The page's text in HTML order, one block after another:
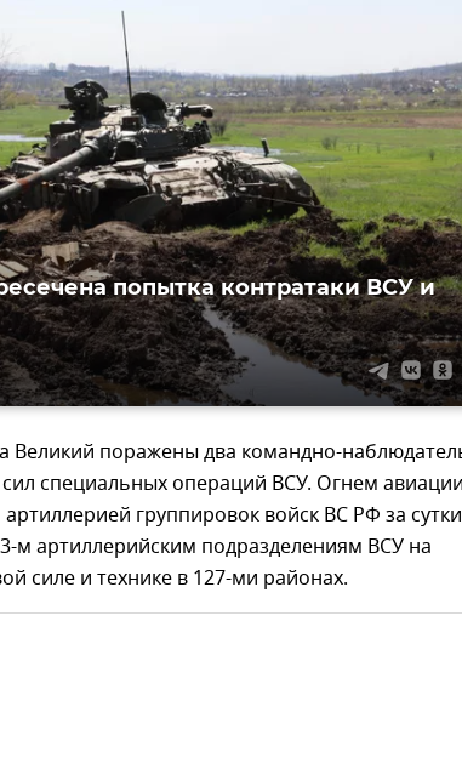
попытка контратаки ВСУ и
Великий поражены два командно-
специальных операций ВСУ. Огнем
группировок войск ВС РФ за сутки
м артиллерийским подразделениям ВСУ на
силе и технике в 127-ми районах.